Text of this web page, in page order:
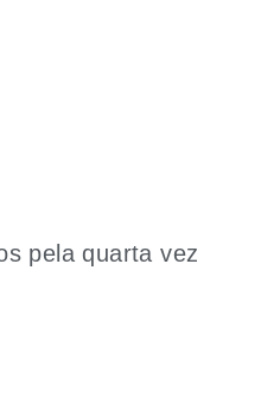
pela quarta vez